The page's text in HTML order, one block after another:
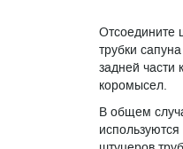
Отсоедините
трубки
задней части
коромысел.
В общем